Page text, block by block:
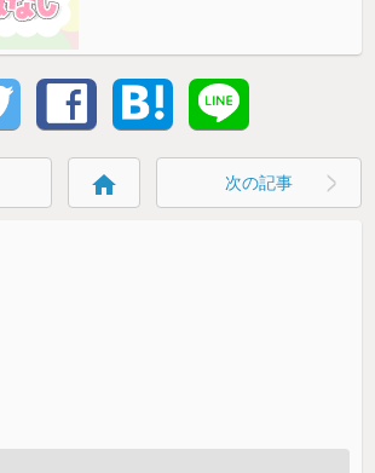
home 次の記事